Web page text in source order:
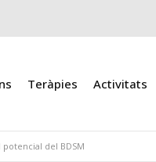
Teràpies Activitats
del BDSM